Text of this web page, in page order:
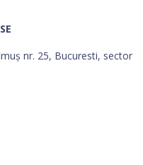
nr. 25, Bucuresti, sector